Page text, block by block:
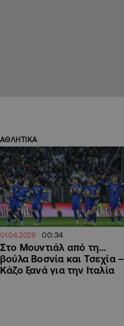
ΑΘΛΗΤΙΚΑ
01.04.2026 00:34
Στο Μουντιάλ από τη…
βούλα Βοσνία και Τσεχία –
Κάζο ξανά για την Ιταλία